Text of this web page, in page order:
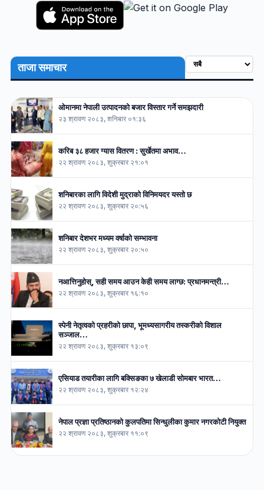
ताजा समाचार
ओमानमा नेपाली उत्पादनको बजार विस्तार गर्ने समझदारी
२३ श्रावण २०८३, शनिबार ०१:३६
करिब ३८ हजार ग्यास वितरण : सुर्खेतमा अभाव…
२२ श्रावण २०८३, शुक्रबार २१:०१
शनिबारका लागि विदेशी मुद्राको विनिमयदर यस्तो छ
२२ श्रावण २०८३, शुक्रबार २०:५६
शनिबार देशभर मध्यम वर्षाको सम्भावना
२२ श्रावण २०८३, शुक्रबार २०:५०
नआत्तिनुहोस्, सही समय आउन केही समय लाग्छ: प्रधानमन्त्री…
२२ श्रावण २०८३, शुक्रबार १६:१०
स्पेनी नेतृत्वको प्रहरीको छापा, भूमध्यसागरीय तस्करीको विशाल
सञ्जाल…
२२ श्रावण २०८३, शुक्रबार १३:०९
एसियाड तयारीका लागि बक्सिङका ७ खेलाडी सोमबार भारत…
२२ श्रावण २०८३, शुक्रबार १२:२४
नेपाल प्रज्ञा प्रतिष्ठानको कुलपतिमा सिन्धुलीका कुमार नगरकोटी नियुक्त
२२ श्रावण २०८३, शुक्रबार ११:०९